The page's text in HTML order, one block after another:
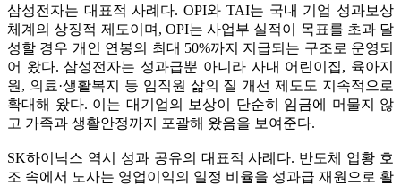
삼성전자는 대표적 사례다. OPI와 TAI는 국내 기업 성과보상
체계의 상징적 제도이며, OPI는 사업부 실적이 목표를 초과 달
성할 경우 개인 연봉의 최대 50%까지 지급되는 구조로 운영되
어 왔다. 삼성전자는 성과급뿐 아니라 사내 어린이집, 육아지
원, 의료·생활복지 등 임직원 삶의 질 개선 제도도 지속적으로
확대해 왔다. 이는 대기업의 보상이 단순히 임금에 머물지 않
고 가족과 생활안정까지 포괄해 왔음을 보여준다.
SK하이닉스 역시 성과 공유의 대표적 사례다. 반도체 업황 호
조 속에서 노사는 영업이익의 일정 비율을 성과급 재원으로 활